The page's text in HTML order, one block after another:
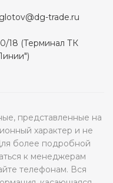
glotov@dg-trade.ru
18 (Терминал ТК
представленные на
характер и не
более подробной
к менеджерам
телефонам. Вся